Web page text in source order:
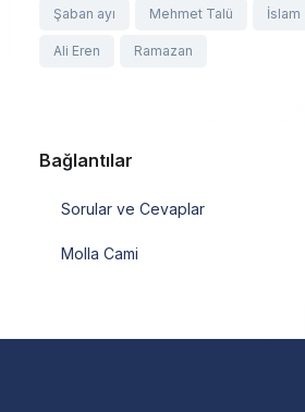
Şaban ayı Mehmet Talü İslam
Ali Eren Ramazan
Bağlantılar
Sorular ve Cevaplar
Molla Cami